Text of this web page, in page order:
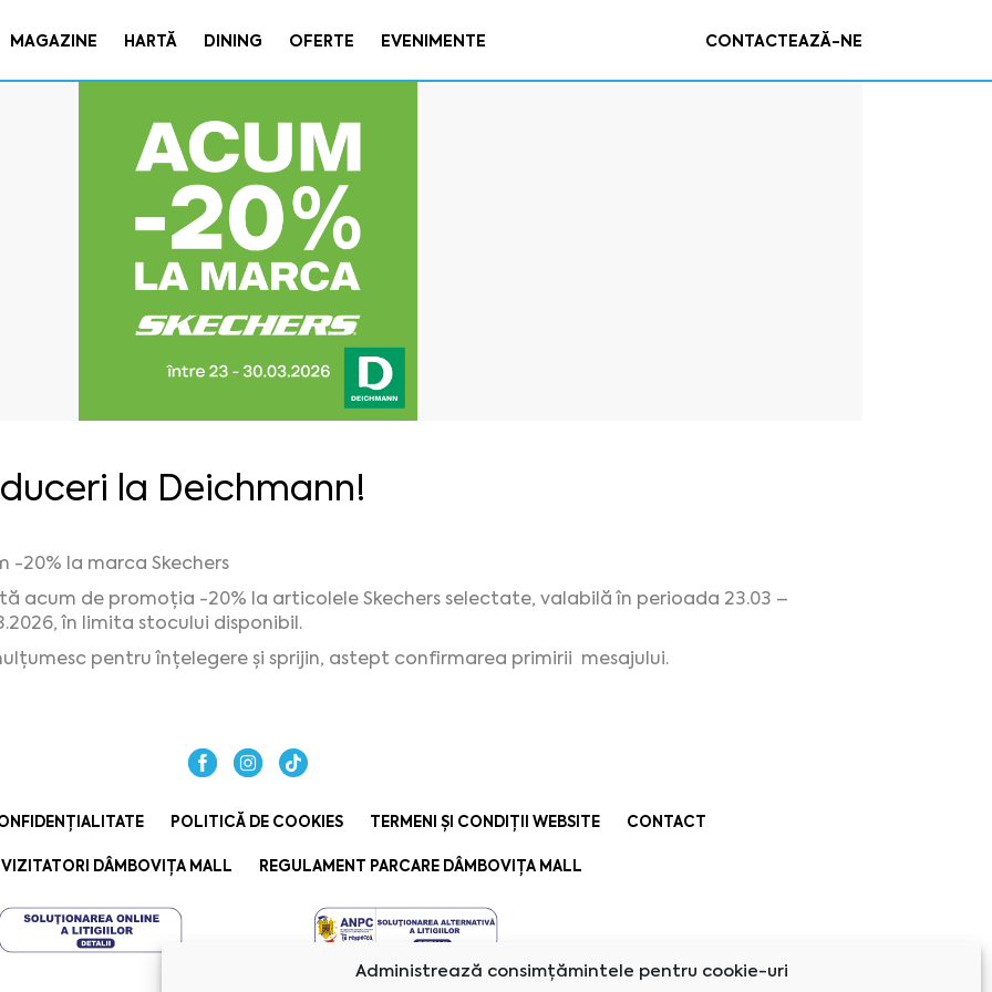
Administrează consimțămintele pentru cookie-uri
MAGAZINE HARTĂ DINING OFERTE EVENIMENTE CONTACTEAZĂ-NE
la Deichmann!
-20% la marca Skechers
acum de promoția -20% la articolele Skechers selectate, valabilă în perioada 23.03 –
în limita stocului disponibil.
pentru înțelegere și sprijin, astept confirmarea primirii mesajului.
POLITICĂ DE COOKIES TERMENI ȘI CONDIȚII WEBSITE CONTACT
DÂMBOVIȚA MALL REGULAMENT PARCARE DÂMBOVIȚA MALL